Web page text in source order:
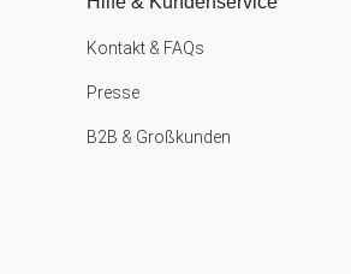
Kontakt & FAQs
Presse
B2B & Großkunden